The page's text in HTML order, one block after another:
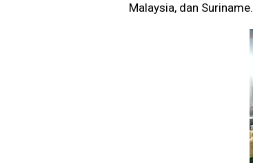
Malaysia, dan Suriname.